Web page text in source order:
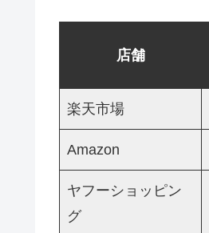
店舗
楽天市場
Amazon
ヤフーショッピン
グ